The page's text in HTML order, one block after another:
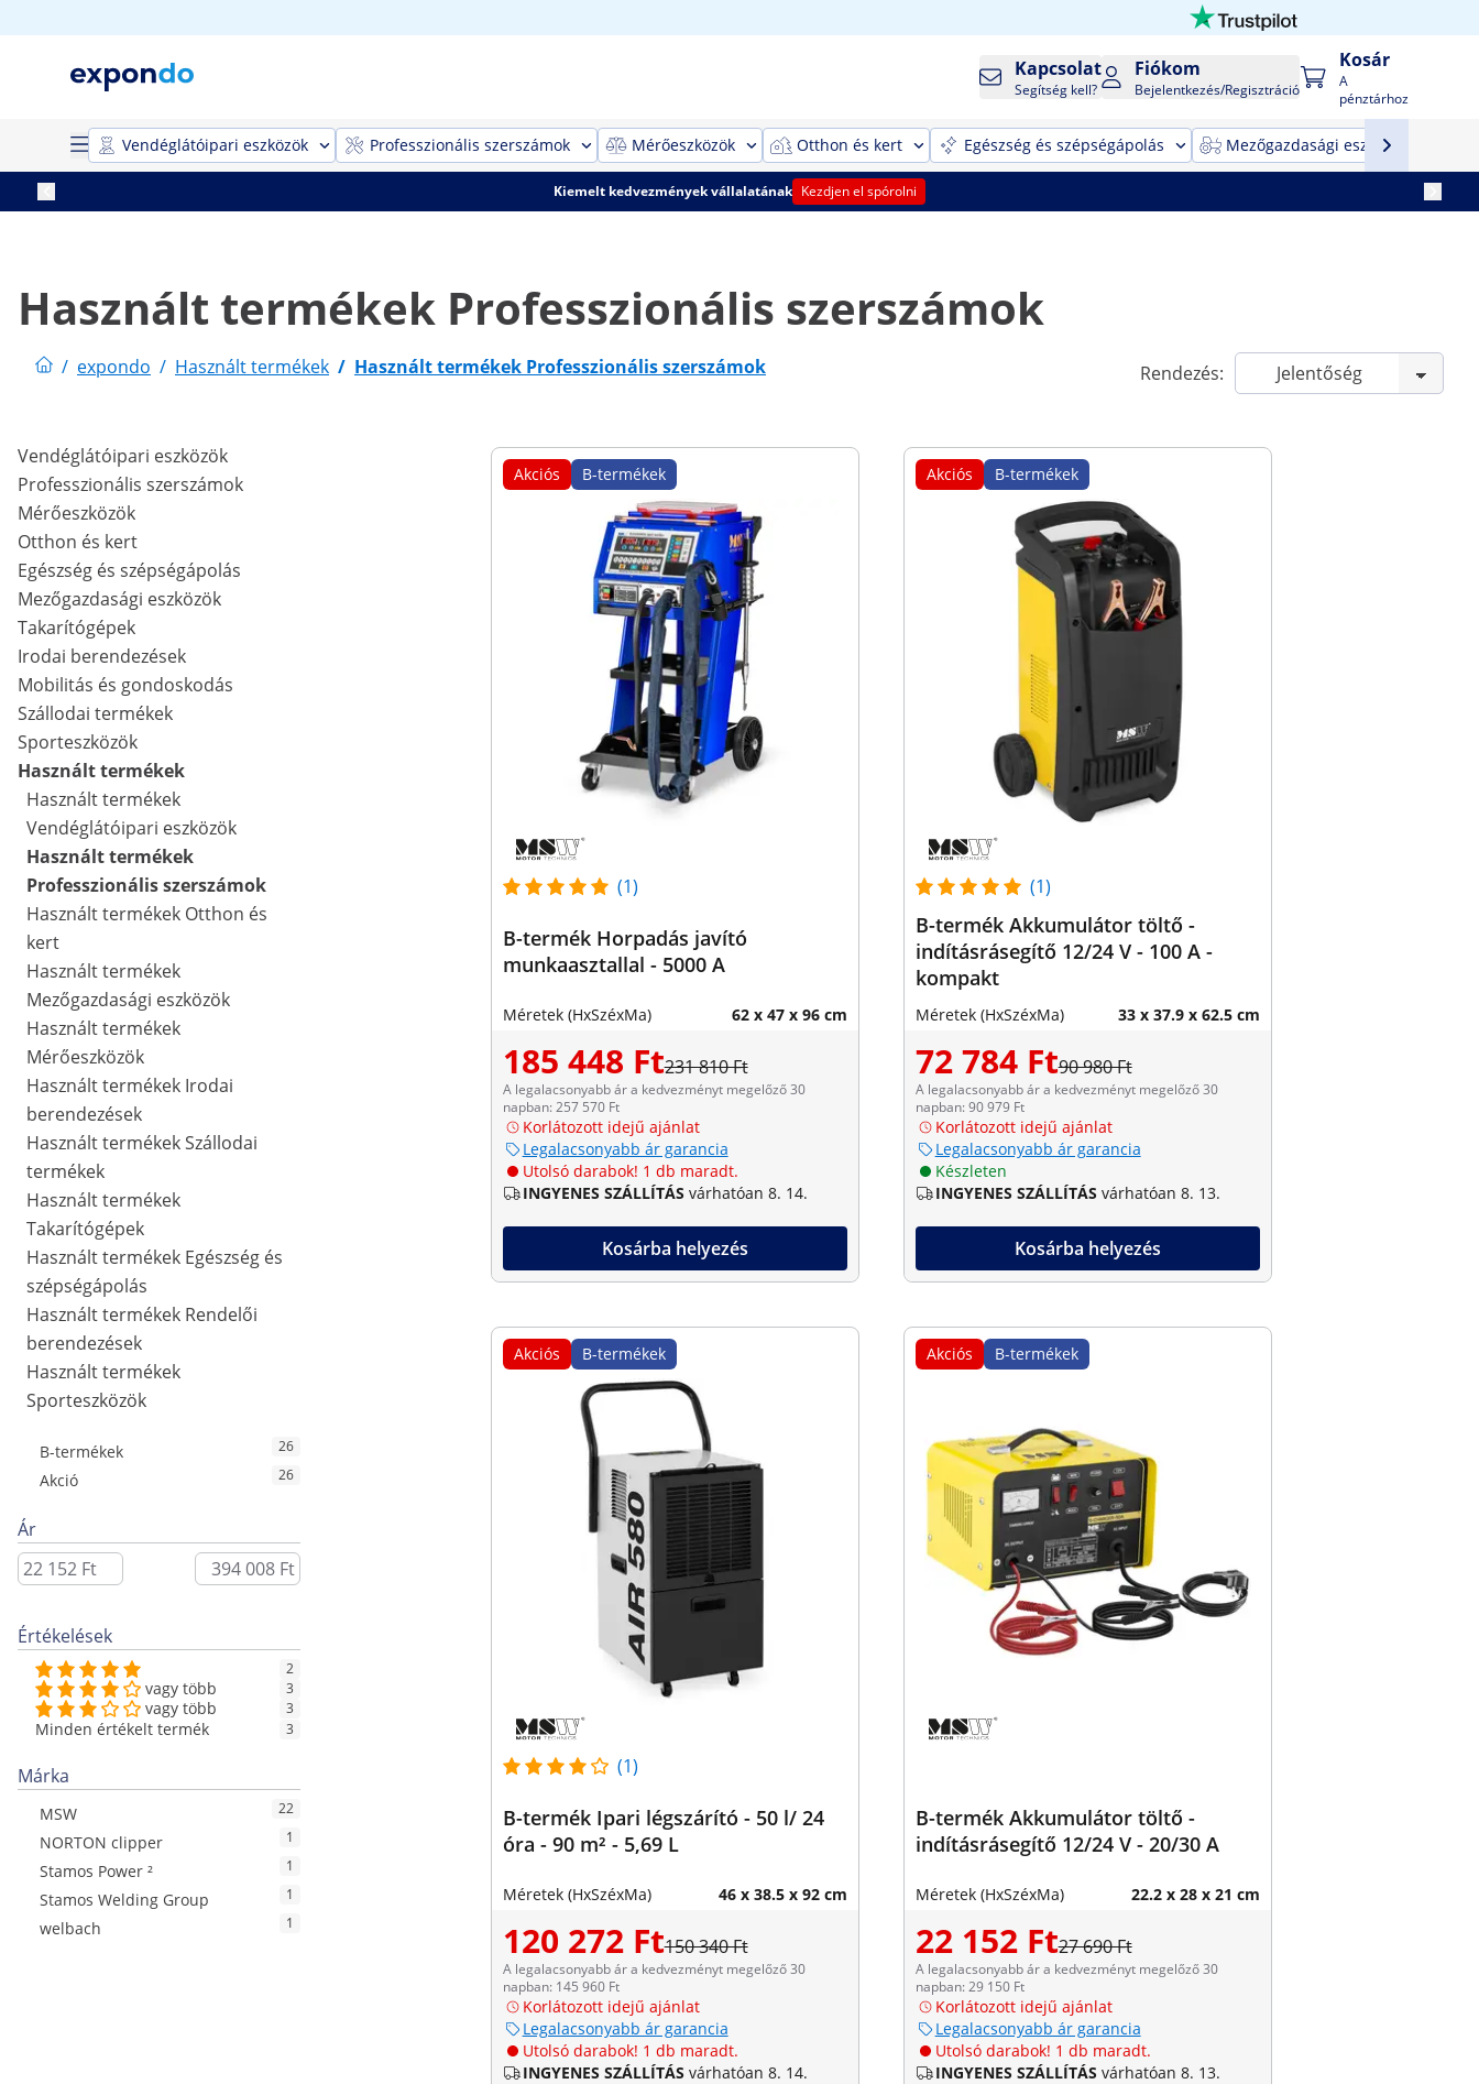
Kapcsolat
Segítség kell?
Fiókom
Bejelentkezés/Regisztráció
Kosár
A
pénztárhoz
Vendéglátóipari eszközök Professzionális szerszámok Mérőeszközök Otthon és kert Egészség és szépségápolás Mezőgazdasági eszközök
Kiemelt kedvezmények vállalatának Kezdjen el spórolni
Használt termékek Professzionális szerszámok
/ expondo / Használt termékek / Használt termékek Professzionális szerszámok Rendezés:
Vendéglátóipari eszközök
Professzionális szerszámok
Mérőeszközök
Otthon és kert
Egészség és szépségápolás
Mezőgazdasági eszközök
Takarítógépek
Irodai berendezések
Mobilitás és gondoskodás
Szállodai termékek
Sporteszközök
Használt termékek
Használt termékek
Vendéglátóipari eszközök
Használt termékek
Professzionális szerszámok
Használt termékek Otthon és
kert
Használt termékek
Mezőgazdasági eszközök
Használt termékek
Mérőeszközök
Használt termékek Irodai
berendezések
Használt termékek Szállodai
termékek
Használt termékek
Takarítógépek
Használt termékek Egészség és
szépségápolás
Használt termékek Rendelői
berendezések
Használt termékek
Sporteszközök
B-termékek 26
Akció 26
Ár
Értékelések
2
vagy több 3
vagy több 3
Minden értékelt termék 3
Márka
MSW 22
NORTON clipper 1
Stamos Power ² 1
Stamos Welding Group 1
welbach 1
Akciós B-termékek
(1)
B-termék Horpadás javító
munkaasztallal - 5000 A
Méretek (HxSzéxMa) 62 x 47 x 96 cm
185 448 Ft231 810 Ft
A legalacsonyabb ár a kedvezményt megelőző 30
napban: 257 570 Ft
Korlátozott idejű ajánlat
Legalacsonyabb ár garancia
Utolsó darabok! 1 db maradt.
INGYENES SZÁLLÍTÁS várhatóan 8. 14.
Kosárba helyezés
Akciós B-termékek
(1)
B-termék Akkumulátor töltő -
indításrásegítő 12/24 V - 100 A -
kompakt
Méretek (HxSzéxMa) 33 x 37.9 x 62.5 cm
72 784 Ft90 980 Ft
A legalacsonyabb ár a kedvezményt megelőző 30
napban: 90 979 Ft
Korlátozott idejű ajánlat
Legalacsonyabb ár garancia
Készleten
INGYENES SZÁLLÍTÁS várhatóan 8. 13.
Kosárba helyezés
Akciós B-termékek
(1)
B-termék Ipari légszárító - 50 l/ 24
óra - 90 m² - 5,69 L
Méretek (HxSzéxMa) 46 x 38.5 x 92 cm
120 272 Ft150 340 Ft
A legalacsonyabb ár a kedvezményt megelőző 30
napban: 145 960 Ft
Korlátozott idejű ajánlat
Legalacsonyabb ár garancia
Utolsó darabok! 1 db maradt.
INGYENES SZÁLLÍTÁS várhatóan 8. 14.
Akciós B-termékek
B-termék Akkumulátor töltő -
indításrásegítő 12/24 V - 20/30 A
Méretek (HxSzéxMa) 22.2 x 28 x 21 cm
22 152 Ft27 690 Ft
A legalacsonyabb ár a kedvezményt megelőző 30
napban: 29 150 Ft
Korlátozott idejű ajánlat
Legalacsonyabb ár garancia
Utolsó darabok! 1 db maradt.
INGYENES SZÁLLÍTÁS várhatóan 8. 13.